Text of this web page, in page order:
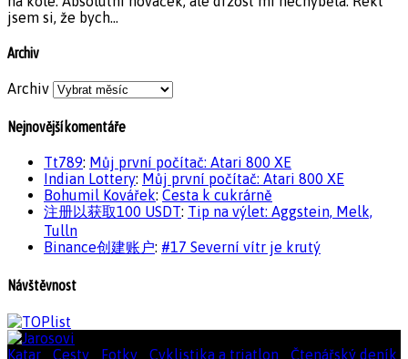
jsem si, že bych...
Archiv
Archiv
Nejnovější komentáře
Tt789: Můj první počítač: Atari 800 XE
Indian Lottery: Můj první počítač: Atari 800 XE
Bohumil Kovářek: Cesta k cukrárně
注册以获取100 USDT: Tip na výlet: Aggstein, Melk,
Tulln
Binance创建账户: #17 Severní vítr je krutý
Návštěvnost
Katar Cesty Fotky Cyklistika a triatlon Čtenářský deník